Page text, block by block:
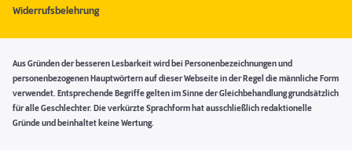
Widerrufsbelehrung
Aus Gründen der besseren Lesbarkeit wird bei Personenbezeichnungen und
personenbezogenen Hauptwörtern auf dieser Webseite in der Regel die männliche Form
verwendet. Entsprechende Begriffe gelten im Sinne der Gleichbehandlung grundsätzlich
für alle Geschlechter. Die verkürzte Sprachform hat ausschließlich redaktionelle
Gründe und beinhaltet keine Wertung.